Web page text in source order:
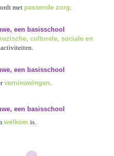
met passende zorg.
een basisschool
culturele, sociale en
activiteiten.
een basisschool
vernieuwingen.
een basisschool
welkom is.